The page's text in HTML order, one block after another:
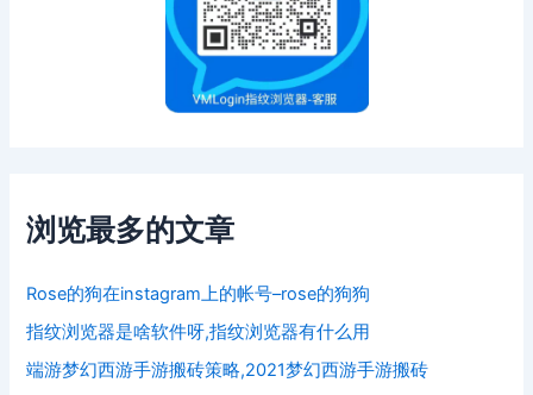
浏览最多的文章
Rose的狗在instagram上的帐号–rose的狗狗
指纹浏览器是啥软件呀,指纹浏览器有什么用
端游梦幻西游手游搬砖策略,2021梦幻西游手游搬砖